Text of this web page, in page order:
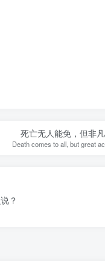
死亡无人能免，但非
Death comes to all, but great
？